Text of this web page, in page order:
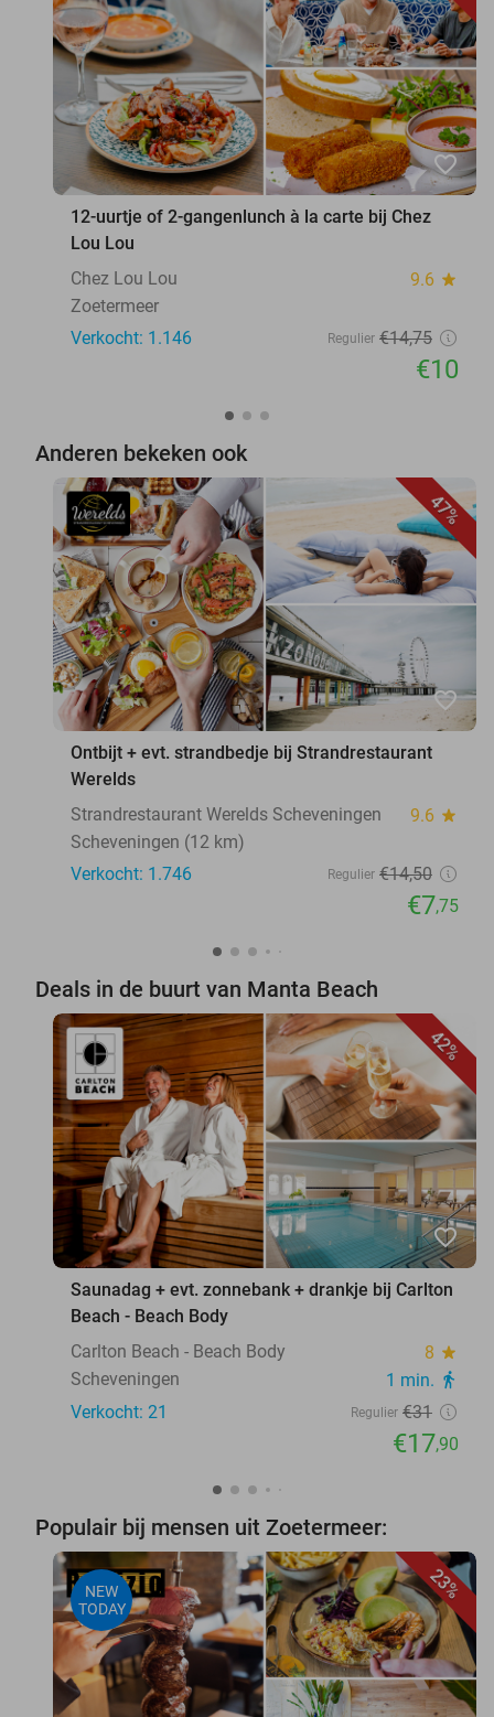
favorite_border
12-uurtje of 2-gangenlunch à la carte bij Chez
Lou Lou
Chez Lou Lou
9.6 star
Zoetermeer
Verkocht: 1.146
Regulier €14,75
€10
Anderen bekeken ook
47%
favorite_border
Ontbijt + evt. strandbedje bij Strandrestaurant
Werelds
Strandrestaurant Werelds Scheveningen
9.6 star
Scheveningen (12 km)
Verkocht: 1.746
Regulier €14,50
€7,75
Deals in de buurt van Manta Beach
42%
favorite_border
Saunadag + evt. zonnebank + drankje bij Carlton
Beach - Beach Body
Carlton Beach - Beach Body
8 star
Scheveningen 1 min. directions_walk
Verkocht: 21 Regulier €31
€17,90
Populair bij mensen uit Zoetermeer:
23%
NEW
TODAY